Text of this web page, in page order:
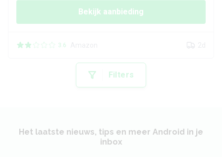
Filters
Bekijk aanbieding
3.6
Het laatste nieuws, tips en meer Android in je
inbox